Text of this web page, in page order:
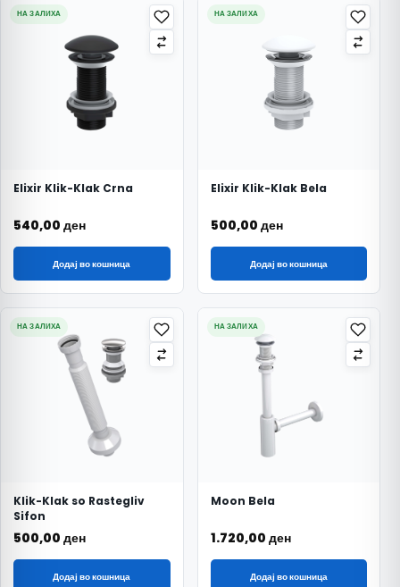
НА ЗАЛИХА
Elixir Klik-Klak Crna
540,00 ден
Додај во кошница
НА ЗАЛИХА
Elixir Klik-Klak Bela
500,00 ден
Додај во кошница
НА ЗАЛИХА
Klik-Klak so Rastegliv
Sifon
500,00 ден
Додај во кошница
НА ЗАЛИХА
Moon Bela
1.720,00 ден
Додај во кошница